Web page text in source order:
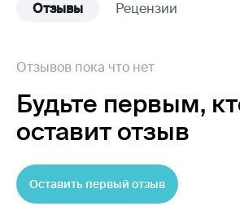
Отзывы Рецензии
Отзывов пока что нет
Будьте первым,
оставит отзыв
Оставить первый отзыв